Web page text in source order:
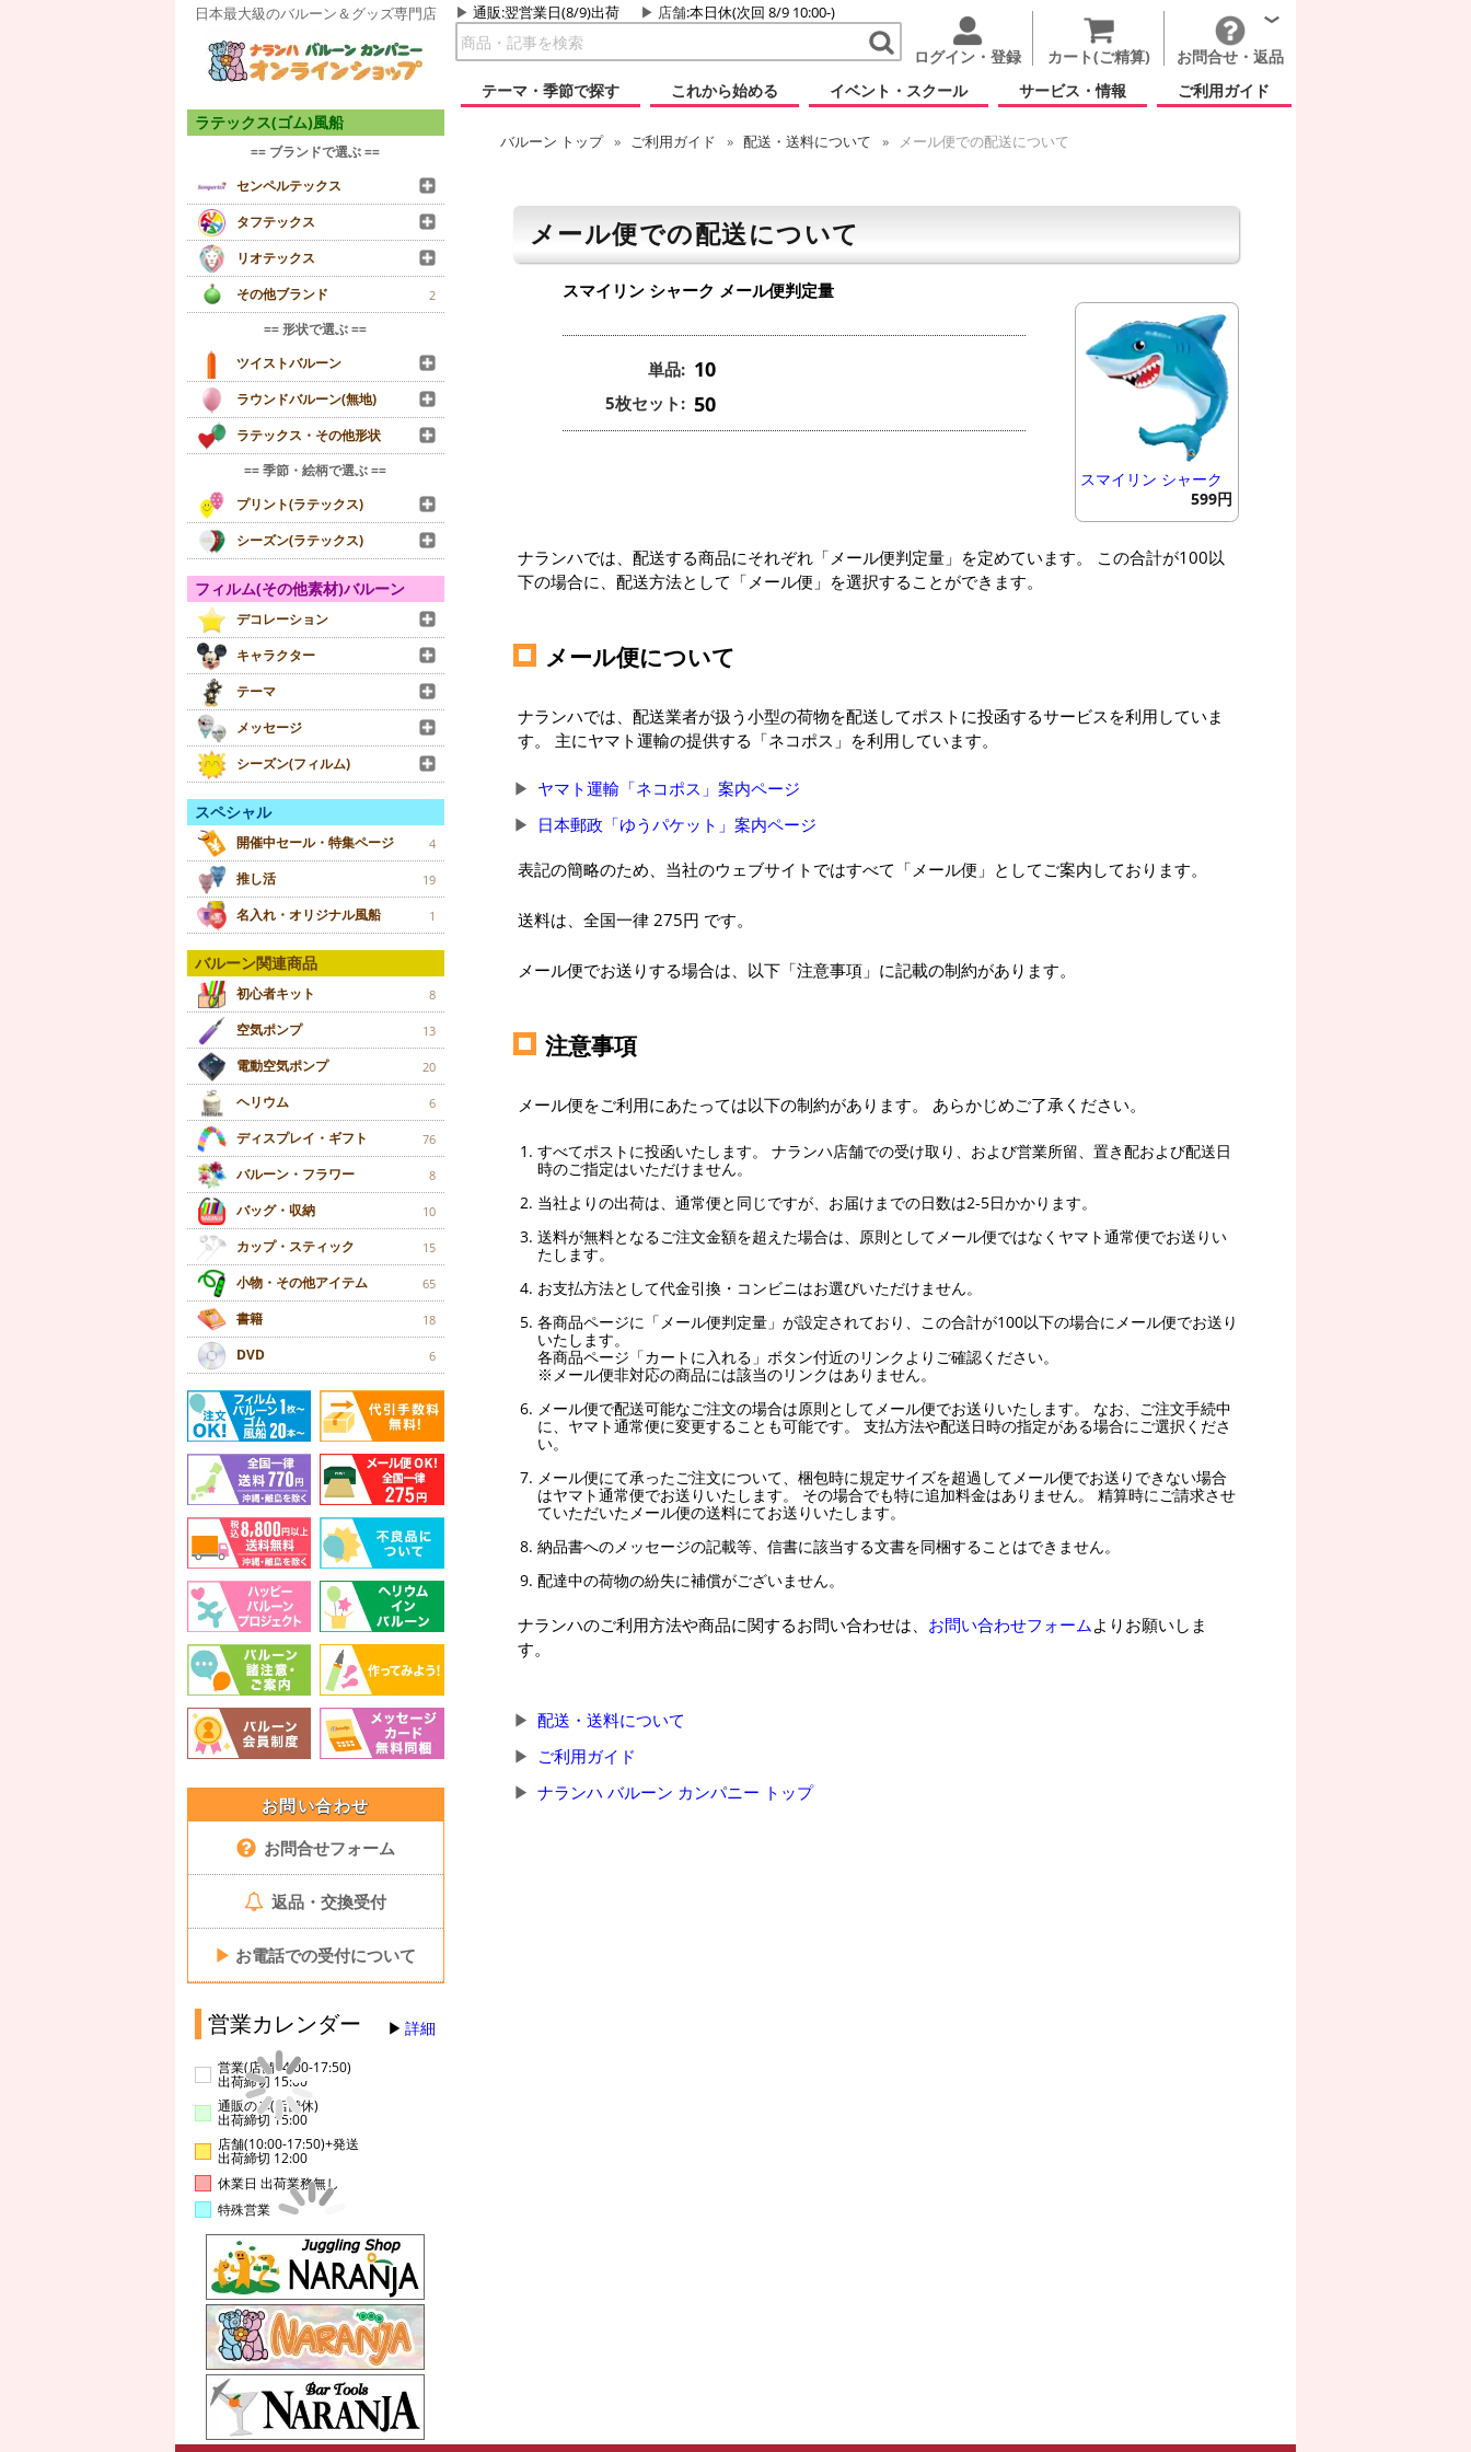
日本最大級のバルーン＆グッズ専門店 通販:翌営業日(8/9)出荷 店舗:本日休(次回 8/9 10:00-)
ログイン・登録 カート(ご精算)
お問合せ・返品
テーマ・季節で探す
これから始める イベント・スクール サービス・情報 ご利用ガイド
ラテックス(ゴム)風船
== ブランドで選ぶ ==
センペルテックス
タフテックス
リオテックス
その他ブランド
2
== 形状で選ぶ ==
ツイストバルーン
ラウンドバルーン(無地)
ラテックス・その他形状
== 季節・絵柄で選ぶ ==
プリント(ラテックス)
シーズン(ラテックス)
フィルム(その他素材)バルーン
デコレーション
キャラクター
テーマ
メッセージ
シーズン(フィルム)
スペシャル
開催中セール・特集ページ 4
推し活 19
名入れ・オリジナル風船 1
バルーン関連商品
初心者キット 8
空気ポンプ 13
電動空気ポンプ 20
ヘリウム 6
ディスプレイ・ギフト 76
バルーン・フラワー 8
バッグ・収納 10
カップ・スティック 15
小物・その他アイテム 65
書籍 18
DVD 6
お問い合わせ
お問合せフォーム
返品・交換受付
▶ お電話での受付について
営業カレンダー 詳細
営業(店舗14:00-17:50)
出荷締切 15:00
通販のみ(店舗休)
出荷締切 15:00
店舗(10:00-17:50)+発送
出荷締切 12:00
休業日 出荷業務無し
特殊営業
バルーン トップ ご利用ガイド 配送・送料について メール便での配送について
メール便での配送について
スマイリン シャーク メール便判定量
単品: 10
5枚セット: 50
スマイリン シャーク
599円
ナランハでは、配送する商品にそれぞれ「メール便判定量」を定めています。 この合計が100以
下の場合に、配送方法として「メール便」を選択することができます。
メール便について
ナランハでは、配送業者が扱う小型の荷物を配送してポストに投函するサービスを利用していま
す。 主にヤマト運輸の提供する「ネコポス」を利用しています。
ヤマト運輸「ネコポス」案内ページ
日本郵政「ゆうパケット」案内ページ
表記の簡略のため、当社のウェブサイトではすべて「メール便」としてご案内しております。
送料は、全国一律 275円 です。
メール便でお送りする場合は、以下「注意事項」に記載の制約があります。
注意事項
メール便をご利用にあたっては以下の制約があります。 あらかじめご了承ください。
すべてポストに投函いたします。 ナランハ店舗での受け取り、および営業所留、置き配および配送日
時のご指定はいただけません。
当社よりの出荷は、通常便と同じですが、お届けまでの日数は2-5日かかります。
送料が無料となるご注文金額を超えた場合は、原則としてメール便ではなくヤマト通常便でお送りい
たします。
お支払方法として代金引換・コンビニはお選びいただけません。
各商品ページに「メール便判定量」が設定されており、この合計が100以下の場合にメール便でお送り
いたします。
各商品ページ「カートに入れる」ボタン付近のリンクよりご確認ください。
※メール便非対応の商品には該当のリンクはありません。
メール便で配送可能なご注文の場合は原則としてメール便でお送りいたします。 なお、ご注文手続中
に、ヤマト通常便に変更することも可能です。 支払方法や配送日時の指定がある場合にご選択くださ
い。
メール便にて承ったご注文について、梱包時に規定サイズを超過してメール便でお送りできない場合
はヤマト通常便でお送りいたします。 その場合でも特に追加料金はありません。 精算時にご請求させ
ていただいたメール便の送料にてお送りいたします。
納品書へのメッセージの記載等、信書に該当する文書を同梱することはできません。
配達中の荷物の紛失に補償がございません。
ナランハのご利用方法や商品に関するお問い合わせは、 お問い合わせフォームよりお願いしま
す。
配送・送料について
ご利用ガイド
ナランハ バルーン カンパニー トップ